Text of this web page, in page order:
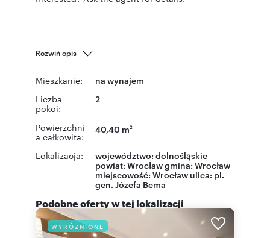
Rozwiń opis
Mieszkanie: na wynajem
Liczba
pokoi:
2
Powierzchni
a całkowita:
40,40 m2
Lokalizacja: województwo: dolnośląskie
powiat: Wrocławgmina: Wrocław
miejscowość: Wrocław ulica: pl.
gen. Józefa Bema
Podobne oferty w tej lokalizacji
WYRÓŻNIONE